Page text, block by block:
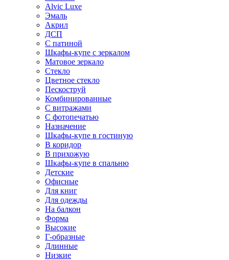
Alvic Luxe
Эмаль
Акрил
ДСП
С патиной
Шкафы-купе с зеркалом
Матовое зеркало
Стекло
Цветное стекло
Пескоструй
Комбинированные
С витражами
С фотопечатью
Назначение
Шкафы-купе в гостиную
В коридор
В прихожую
Шкафы-купе в спальню
Детские
Офисные
Для книг
Для одежды
На балкон
Форма
Высокие
Г-образные
Длинные
Низкие